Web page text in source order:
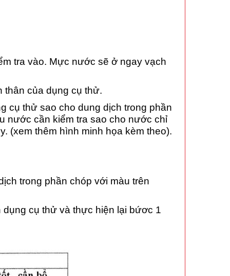
tra vào. Mực nước sẽ ở ngay vạch
của dụng cụ thử.
cụ thử sao cho dung dịch trong phần
nước cần kiểm tra sao cho nước chỉ
(xem thêm hình minh họa kèm theo).
trong phần chóp với màu trên
cụ thử và thực hiện lại bứơc 1